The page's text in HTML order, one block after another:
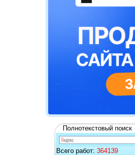
Полнотекстовый поиск
Всего работ: 364139